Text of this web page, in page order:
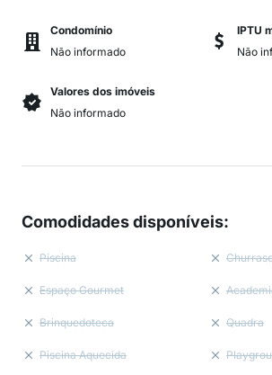
Condomínio
Não informado
IPTU
Não
Valores dos imóveis
Não informado
Comodidades disponíveis:
Piscina
Espaço Gourmet
Brinquedoteca Quadra
Piscina Aquecida